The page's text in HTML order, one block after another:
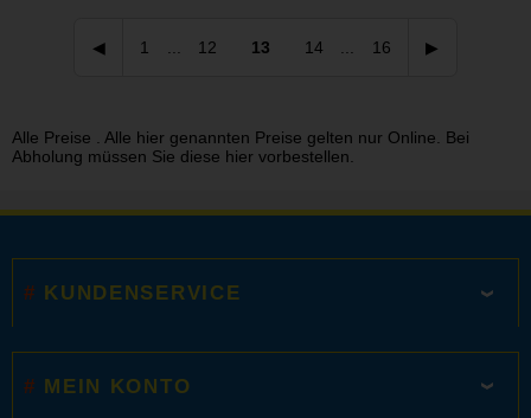
1 12 13 14 16
Alle Preise . Alle hier genannten Preise gelten nur Online. Bei
Abholung müssen Sie diese hier vorbestellen.
KUNDENSERVICE
MEIN KONTO